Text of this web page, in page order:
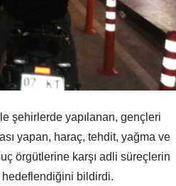
şehirlerde yapılanan, gençleri
yapan, haraç, tehdit, yağma ve
örgütlerine karşı adli süreçlerin
hedeflendiğini bildirdi.